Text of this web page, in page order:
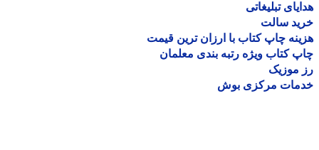
تبلیغاتی
سالت
چاپ کتاب با ارزان ترین قیمت
کتاب ویژه رتبه بندی معلمان
موزیک
مرکزی بوش